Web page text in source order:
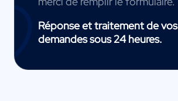
Réponse et traitement de vos
demandes sous 24 heures.